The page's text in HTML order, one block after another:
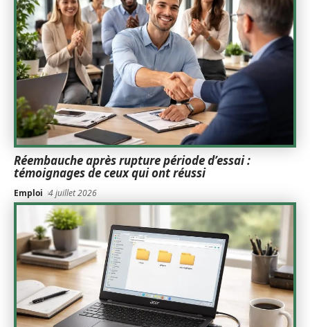
Réembauche après rupture période d’essai :
témoignages de ceux qui ont réussi
Emploi 4 juillet 2026